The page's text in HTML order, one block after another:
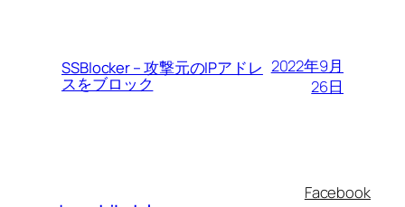
SSBlocker – 攻撃元のIPアドレ
スをブロック
2022年9月
26日
Facebook